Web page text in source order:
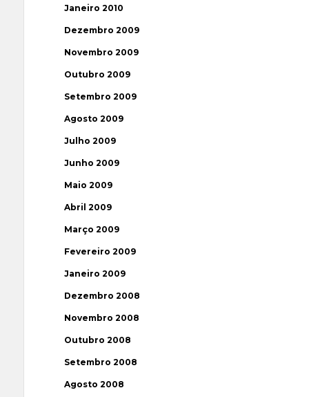
Janeiro 2010
Dezembro 2009
Novembro 2009
Outubro 2009
Setembro 2009
Agosto 2009
Julho 2009
Junho 2009
Maio 2009
Abril 2009
Março 2009
Fevereiro 2009
Janeiro 2009
Dezembro 2008
Novembro 2008
Outubro 2008
Setembro 2008
Agosto 2008